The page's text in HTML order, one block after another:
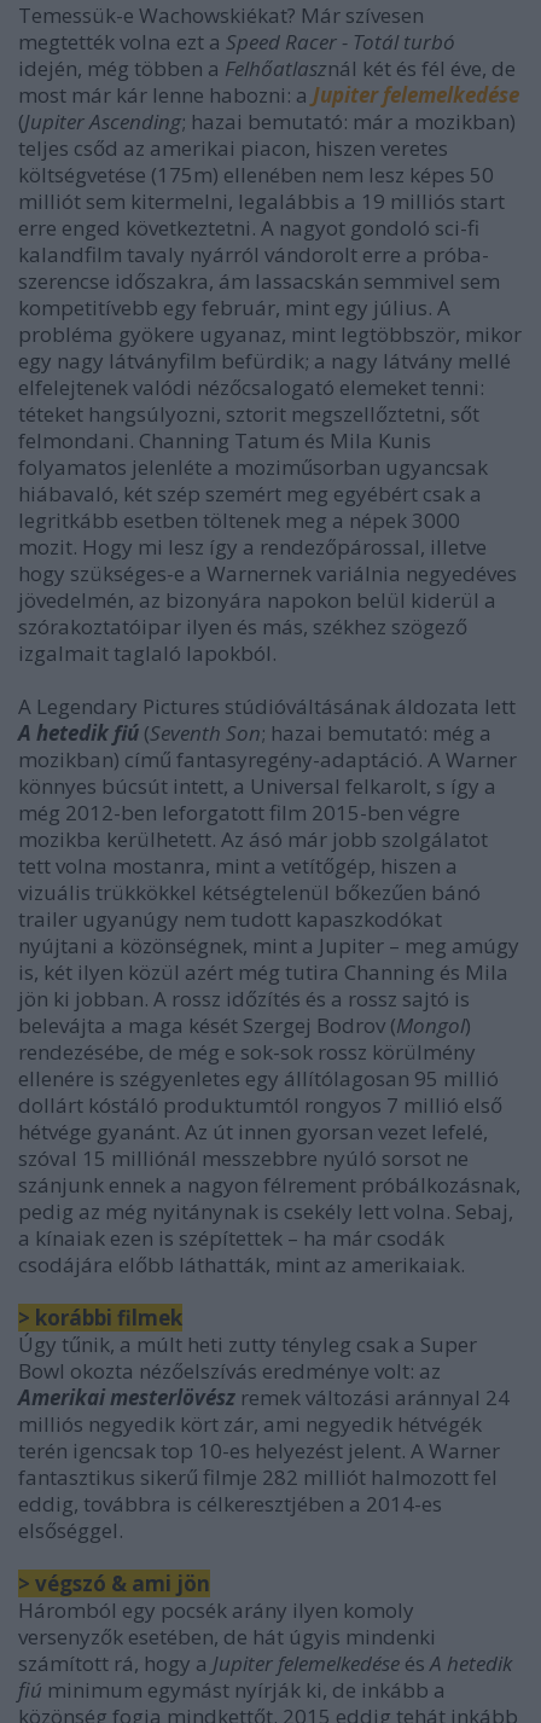
Temessük-e Wachowskiékat? Már szívesen
megtették volna ezt a Speed Racer - Totál turbó
idején, még többen a Felhőatlasznál két és fél éve, de
most már kár lenne habozni: a Jupiter felemelkedése
(Jupiter Ascending; hazai bemutató: már a mozikban)
teljes csőd az amerikai piacon, hiszen veretes
költségvetése (175m) ellenében nem lesz képes 50
milliót sem kitermelni, legalábbis a 19 milliós start
erre enged következtetni. A nagyot gondoló sci-fi
kalandfilm tavaly nyárról vándorolt erre a próba-
szerencse időszakra, ám lassacskán semmivel sem
kompetitívebb egy február, mint egy július. A
probléma gyökere ugyanaz, mint legtöbbször, mikor
egy nagy látványfilm befürdik; a nagy látvány mellé
elfelejtenek valódi nézőcsalogató elemeket tenni:
téteket hangsúlyozni, sztorit megszellőztetni, sőt
felmondani. Channing Tatum és Mila Kunis
folyamatos jelenléte a moziműsorban ugyancsak
hiábavaló, két szép szemért meg egyébért csak a
legritkább esetben töltenek meg a népek 3000
mozit. Hogy mi lesz így a rendezőpárossal, illetve
hogy szükséges-e a Warnernek variálnia negyedéves
jövedelmén, az bizonyára napokon belül kiderül a
szórakoztatóipar ilyen és más, székhez szögező
izgalmait taglaló lapokból.
A Legendary Pictures stúdióváltásának áldozata lett
A hetedik fiú (Seventh Son; hazai bemutató: még a
mozikban) című fantasyregény-adaptáció. A Warner
könnyes búcsút intett, a Universal felkarolt, s így a
még 2012-ben leforgatott film 2015-ben végre
mozikba kerülhetett. Az ásó már jobb szolgálatot
tett volna mostanra, mint a vetítőgép, hiszen a
vizuális trükkökkel kétségtelenül bőkezűen bánó
trailer ugyanúgy nem tudott kapaszkodókat
nyújtani a közönségnek, mint a Jupiter – meg amúgy
is, két ilyen közül azért még tutira Channing és Mila
jön ki jobban. A rossz időzítés és a rossz sajtó is
belevájta a maga kését Szergej Bodrov (Mongol)
rendezésébe, de még e sok-sok rossz körülmény
ellenére is szégyenletes egy állítólagosan 95 millió
dollárt kóstáló produktumtól rongyos 7 millió első
hétvége gyanánt. Az út innen gyorsan vezet lefelé,
szóval 15 milliónál messzebbre nyúló sorsot ne
szánjunk ennek a nagyon félrement próbálkozásnak,
pedig az még nyitánynak is csekély lett volna. Sebaj,
a kínaiak ezen is szépítettek – ha már csodák
csodájára előbb láthatták, mint az amerikaiak.
> korábbi filmek
Úgy tűnik, a múlt heti zutty tényleg csak a Super
Bowl okozta nézőelszívás eredménye volt: az
Amerikai mesterlövész remek változási aránnyal 24
milliós negyedik kört zár, ami negyedik hétvégék
terén igencsak top 10-es helyezést jelent. A Warner
fantasztikus sikerű filmje 282 milliót halmozott fel
eddig, továbbra is célkeresztjében a 2014-es
elsőséggel.
> végszó & ami jön
Háromból egy pocsék arány ilyen komoly
versenyzők esetében, de hát úgyis mindenki
számított rá, hogy a Jupiter felemelkedése ésA hetedik
fiú minimum egymást nyírják ki, de inkább a
közönség fogja mindkettőt. 2015 eddig tehát inkább